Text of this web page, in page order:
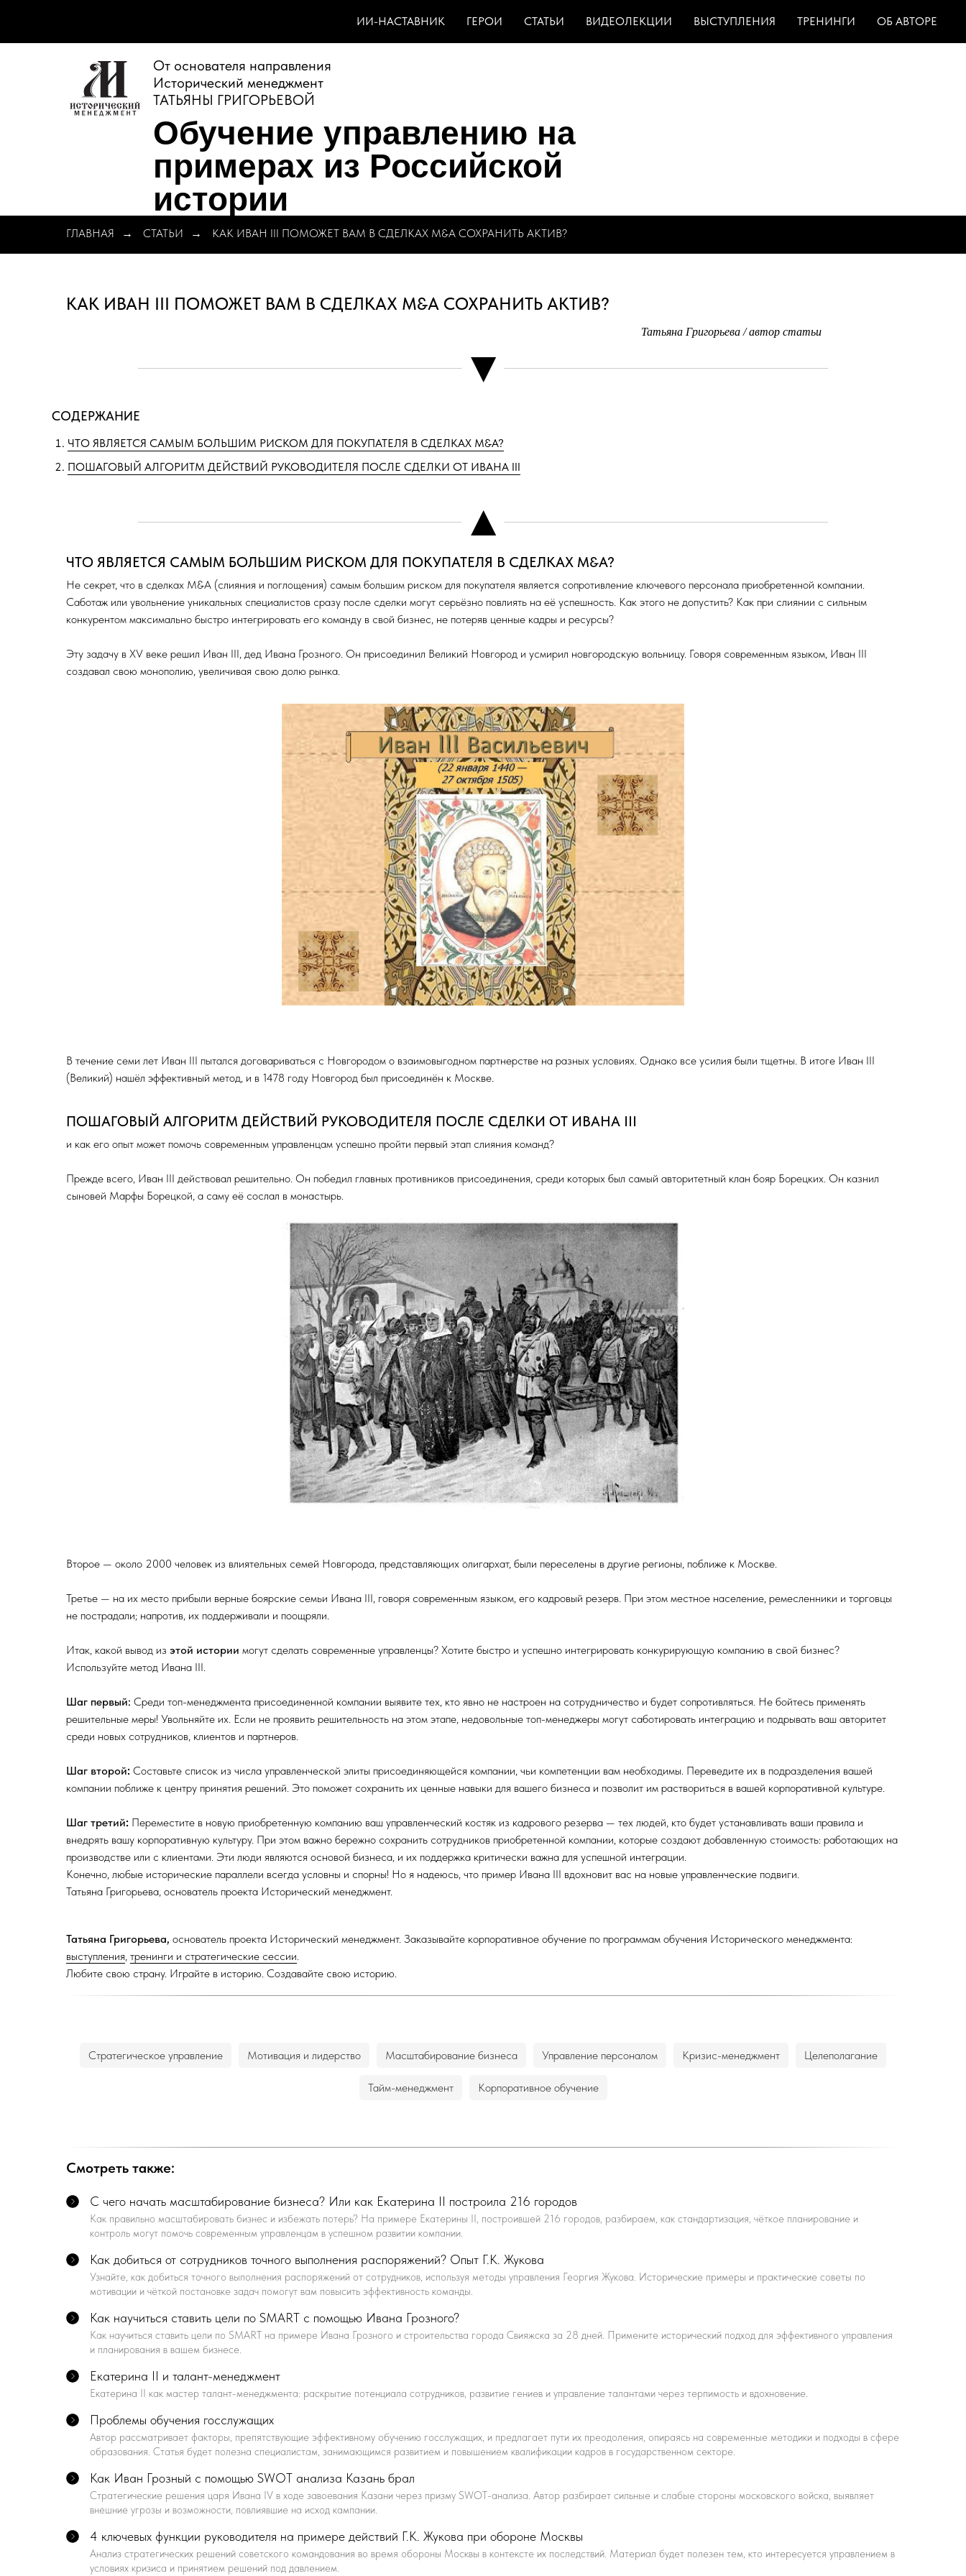
ИИ-НАСТАВНИК ГЕРОИ СТАТЬИ ВИДЕОЛЕКЦИИ ВЫСТУПЛЕНИЯ ТРЕНИНГИ ОБ АВТОРЕ
Обучение управлению на
примерах из Российской
истории
От основателя направления
Исторический менеджмент
ТАТЬЯНЫ ГРИГОРЬЕВОЙ
ГЛАВНАЯ → СТАТЬИ → КАК ИВАН III ПОМОЖЕТ ВАМ В СДЕЛКАХ M&A СОХРАНИТЬ АКТИВ?
КАК ИВАН III ПОМОЖЕТ ВАМ В СДЕЛКАХ M&A СОХРАНИТЬ АКТИВ?
Татьяна Григорьева / автор статьи
▼
СОДЕРЖАНИЕ
ЧТО ЯВЛЯЕТСЯ САМЫМ БОЛЬШИМ РИСКОМ ДЛЯ ПОКУПАТЕЛЯ В СДЕЛКАХ M&A?
ПОШАГОВЫЙ АЛГОРИТМ ДЕЙСТВИЙ РУКОВОДИТЕЛЯ ПОСЛЕ СДЕЛКИ ОТ ИВАНА III
▲
ЧТО ЯВЛЯЕТСЯ САМЫМ БОЛЬШИМ РИСКОМ ДЛЯ ПОКУПАТЕЛЯ В СДЕЛКАХ M&A?
Не секрет, что в сделках M&A (слияния и поглощения) самым большим риском для покупателя является сопротивление ключевого персонала приобретенной компании.
Саботаж или увольнение уникальных специалистов сразу после сделки могут серьёзно повлиять на её успешность. Как этого не допустить? Как при слиянии с сильным
конкурентом максимально быстро интегрировать его команду в свой бизнес, не потеряв ценные кадры и ресурсы?
Эту задачу в XV веке решил Иван III, дед Ивана Грозного. Он присоединил Великий Новгород и усмирил новгородскую вольницу. Говоря современным языком, Иван III
создавал свою монополию, увеличивая свою долю рынка.
В течение семи лет Иван III пытался договариваться с Новгородом о взаимовыгодном партнерстве на разных условиях. Однако все усилия были тщетны. В итоге Иван III
(Великий) нашёл эффективный метод, и в 1478 году Новгород был присоединён к Москве.
ПОШАГОВЫЙ АЛГОРИТМ ДЕЙСТВИЙ РУКОВОДИТЕЛЯ ПОСЛЕ СДЕЛКИ ОТ ИВАНА III
и как его опыт может помочь современным управленцам успешно пройти первый этап слияния команд?
Прежде всего, Иван III действовал решительно. Он победил главных противников присоединения, среди которых был самый авторитетный клан бояр Борецких. Он казнил
сыновей Марфы Борецкой, а саму её сослал в монастырь.
Второе — около 2000 человек из влиятельных семей Новгорода, представляющих олигархат, были переселены в другие регионы, поближе к Москве.
Третье — на их место прибыли верные боярские семьи Ивана III, говоря современным языком, его кадровый резерв. При этом местное население, ремесленники и торговцы
не пострадали; напротив, их поддерживали и поощряли.
Итак, какой вывод из этой истории могут сделать современные управленцы? Хотите быстро и успешно интегрировать конкурирующую компанию в свой бизнес?
Используйте метод Ивана III.
Шаг первый: Среди топ-менеджмента присоединенной компании выявите тех, кто явно не настроен на сотрудничество и будет сопротивляться. Не бойтесь применять
решительные меры! Увольняйте их. Если не проявить решительность на этом этапе, недовольные топ-менеджеры могут саботировать интеграцию и подрывать ваш авторитет
среди новых сотрудников, клиентов и партнеров.
Шаг второй: Составьте список из числа управленческой элиты присоединяющейся компании, чьи компетенции вам необходимы. Переведите их в подразделения вашей
компании поближе к центру принятия решений. Это поможет сохранить их ценные навыки для вашего бизнеса и позволит им раствориться в вашей корпоративной культуре.
Шаг третий: Переместите в новую приобретенную компанию ваш управленческий костяк из кадрового резерва — тех людей, кто будет устанавливать ваши правила и
внедрять вашу корпоративную культуру. При этом важно бережно сохранить сотрудников приобретенной компании, которые создают добавленную стоимость: работающих на
производстве или с клиентами. Эти люди являются основой бизнеса, и их поддержка критически важна для успешной интеграции.
Конечно, любые исторические параллели всегда условны и спорны! Но я надеюсь, что пример Ивана III вдохновит вас на новые управленческие подвиги.
Татьяна Григорьева, основатель проекта Исторический менеджмент.
Татьяна Григорьева, основатель проекта Исторический менеджмент. Заказывайте корпоративное обучение по программам обучения Исторического менеджмента:
выступления, тренинги и стратегические сессии.
Любите свою страну. Играйте в историю. Создавайте свою историю.
Стратегическое управление Мотивация и лидерство Масштабирование бизнеса Управление персоналом Кризис-менеджмент Целеполагание
Тайм-менеджмент Корпоративное обучение
Смотреть также:
С чего начать масштабирование бизнеса? Или как Екатерина II построила 216 городов
Как правильно масштабировать бизнес и избежать потерь? На примере Екатерины II, построившей 216 городов, разбираем, как стандартизация, чёткое планирование и
контроль могут помочь современным управленцам в успешном развитии компании.
Как добиться от сотрудников точного выполнения распоряжений? Опыт Г.К. Жукова
Узнайте, как добиться точного выполнения распоряжений от сотрудников, используя методы управления Георгия Жукова. Исторические примеры и практические советы по
мотивации и чёткой постановке задач помогут вам повысить эффективность команды.
Как научиться ставить цели по SMART с помощью Ивана Грозного?
Как научиться ставить цели по SMART на примере Ивана Грозного и строительства города Свияжска за 28 дней. Примените исторический подход для эффективного управления
и планирования в вашем бизнесе.
Екатерина II и талант-менеджмент
Екатерина II как мастер талант-менеджмента: раскрытие потенциала сотрудников, развитие гениев и управление талантами через терпимость и вдохновение.
Проблемы обучения госслужащих
Автор рассматривает факторы, препятствующие эффективному обучению госслужащих, и предлагает пути их преодоления, опираясь на современные методики и подходы в сфере
образования. Статья будет полезна специалистам, занимающимся развитием и повышением квалификации кадров в государственном секторе.
Как Иван Грозный с помощью SWOT анализа Казань брал
Стратегические решения царя Ивана IV в ходе завоевания Казани через призму SWOT-анализа. Автор разбирает сильные и слабые стороны московского войска, выявляет
внешние угрозы и возможности, повлиявшие на исход кампании.
4 ключевых функции руководителя на примере действий Г.К. Жукова при обороне Москвы
Анализ стратегических решений советского командования во время обороны Москвы в контексте их последствий. Материал будет полезен тем, кто интересуется управлением в
условиях кризиса и принятием решений под давлением.